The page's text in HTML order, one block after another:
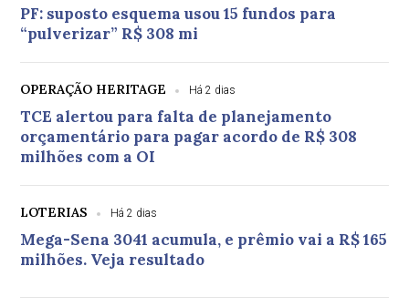
PF: suposto esquema usou 15 fundos para
“pulverizar” R$ 308 mi
OPERAÇÃO HERITAGE Há 2 dias
TCE alertou para falta de planejamento
orçamentário para pagar acordo de R$ 308
milhões com a OI
LOTERIAS Há 2 dias
Mega-Sena 3041 acumula, e prêmio vai a R$ 165
milhões. Veja resultado